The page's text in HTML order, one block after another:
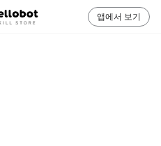
앱에서 보기